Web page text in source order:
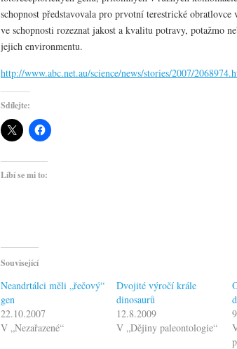
schopnost představovala pro prvotní terestrické obratlovce
ve schopnosti rozeznat jakost a kvalitu potravy, potažmo
jejich environmentu.
http://www.abc.net.au/science/news/stories/2007/
Sdílejte:
Líbí se mi to:
Související
Neandrtálci měli „řečový“
gen
22.10.2007
V „Nezařazené“
Dvojité výročí krále
dinosaurů
12.8.2009
V „Dějiny paleontologie“